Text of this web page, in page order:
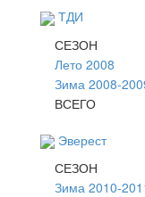
ТДИ
СЕЗОН
Лето 2008
Зима 2008-
ВСЕГО
Эверест
СЕЗОН
Зима 2010-